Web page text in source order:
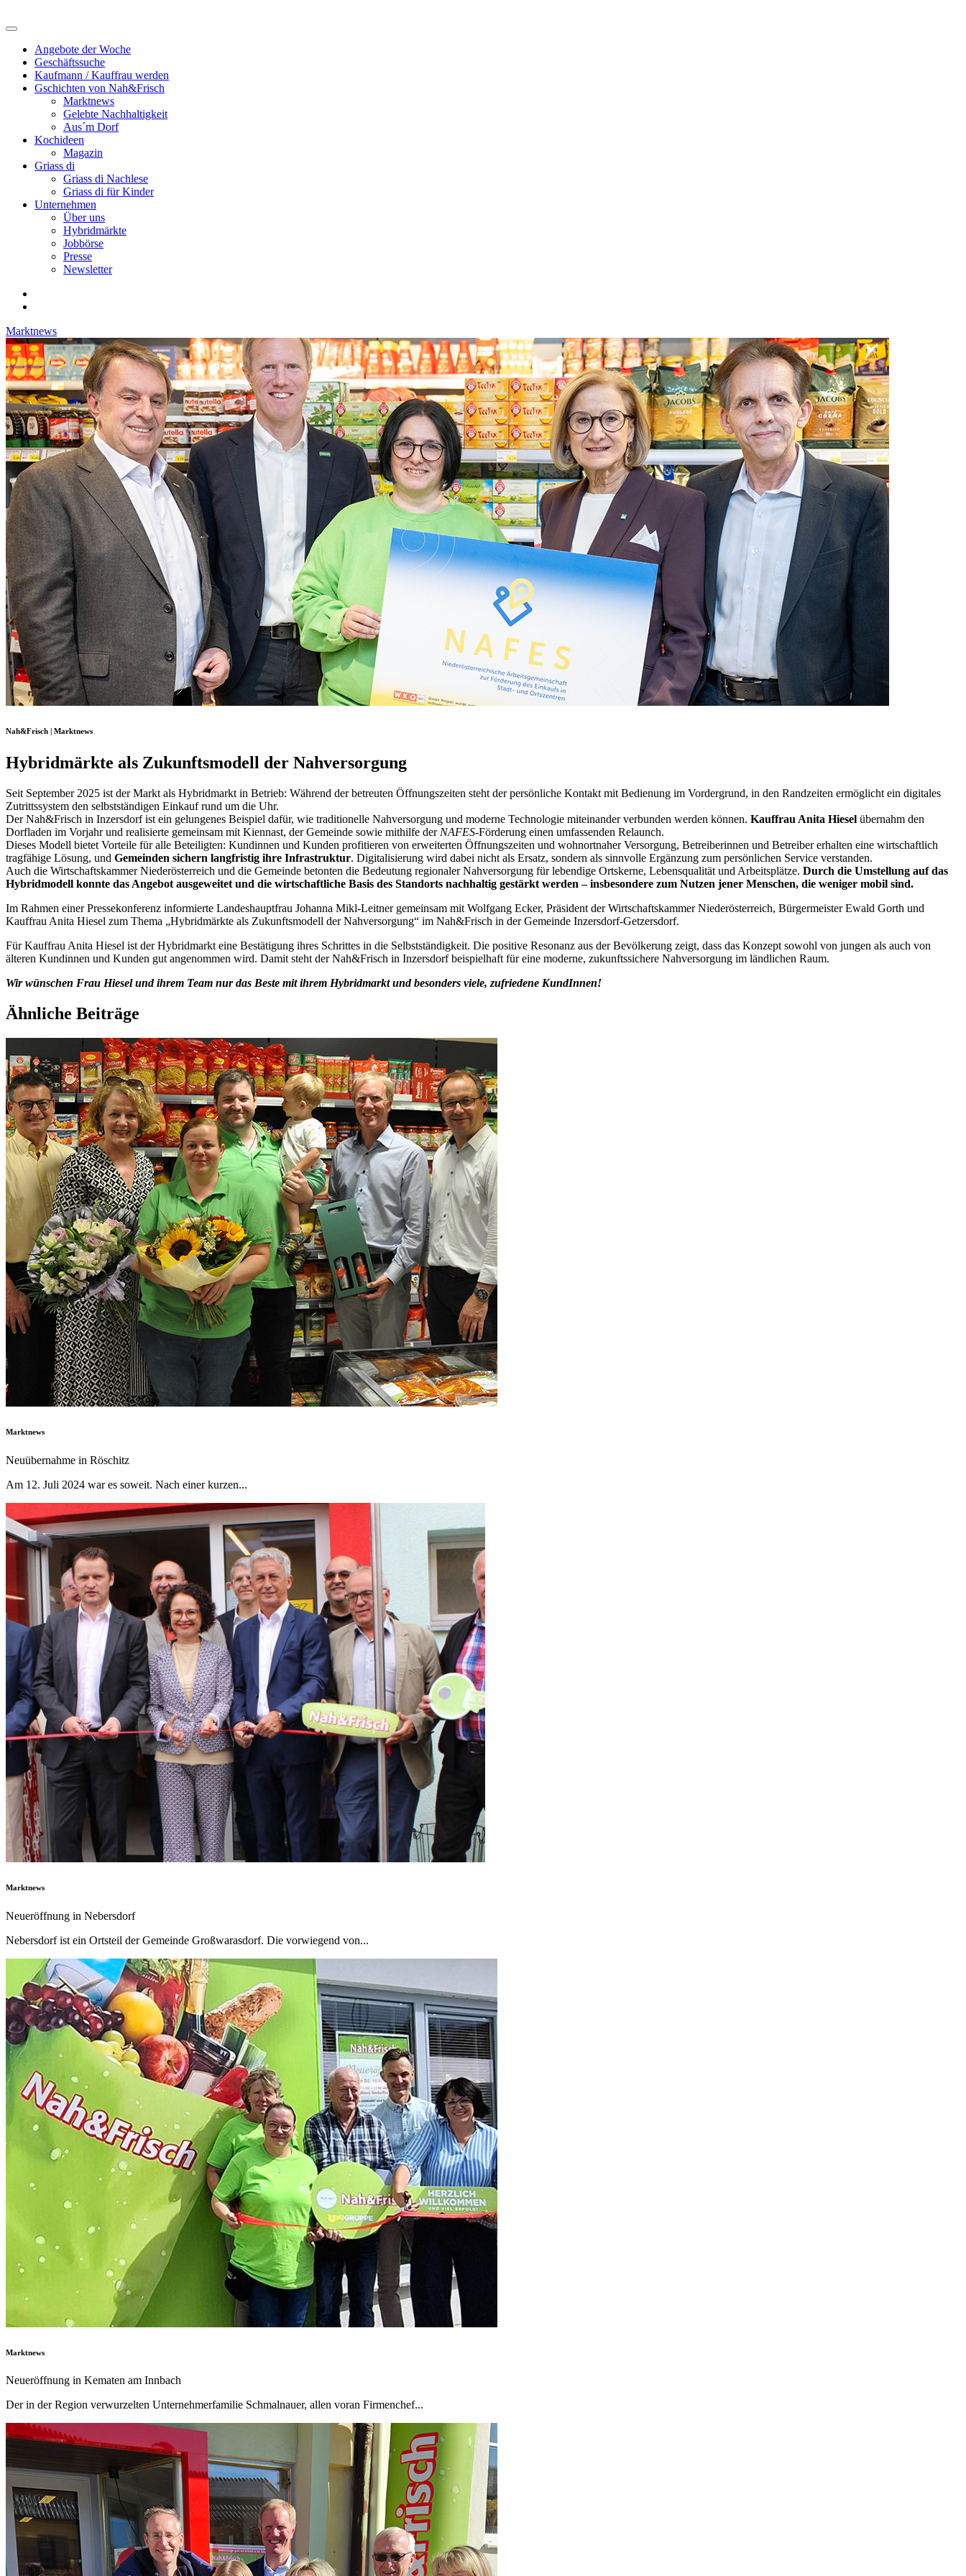
Angebote der Woche
Geschäftssuche
Kaufmann / Kauffrau werden
Gschichten von Nah&Frisch
Marktnews
Gelebte Nachhaltigkeit
Aus´m Dorf
Kochideen
Magazin
Griass di
Griass di Nachlese
Griass di für Kinder
Unternehmen
Über uns
Hybridmärkte
Jobbörse
Presse
Newsletter
Marktnews
Nah&Frisch | Marktnews
Hybridmärkte als Zukunftsmodell der Nahversorgung
Seit September 2025 ist der Markt als Hybridmarkt in Betrieb: Während der betreuten Öffnungszeiten steht der persönliche Kontakt mit Bedienung im Vordergrund, in den Randzeiten ermöglicht ein digitales
Zutrittssystem den selbstständigen Einkauf rund um die Uhr.
Der Nah&Frisch in Inzersdorf ist ein gelungenes Beispiel dafür, wie traditionelle Nahversorgung und moderne Technologie miteinander verbunden werden können. Kauffrau Anita Hiesel übernahm den
Dorfladen im Vorjahr und realisierte gemeinsam mit Kiennast, der Gemeinde sowie mithilfe derNAFES-Förderung einen umfassenden Relaunch.
Dieses Modell bietet Vorteile für alle Beteiligten: Kundinnen und Kunden profitieren von erweiterten Öffnungszeiten und wohnortnaher Versorgung, Betreiberinnen und Betreiber erhalten eine wirtschaftlich
tragfähige Lösung, und Gemeinden sichern langfristig ihre Infrastruktur. Digitalisierung wird dabei nicht als Ersatz, sondern als sinnvolle Ergänzung zum persönlichen Service verstanden.
Auch die Wirtschaftskammer Niederösterreich und die Gemeinde betonten die Bedeutung regionaler Nahversorgung für lebendige Ortskerne, Lebensqualität und Arbeitsplätze. Durch die Umstellung auf das
Hybridmodell konnte das Angebot ausgeweitet und die wirtschaftliche Basis des Standorts nachhaltig gestärkt werden – insbesondere zum Nutzen jener Menschen, die weniger mobil sind.
Im Rahmen einer Pressekonferenz informierte Landeshauptfrau Johanna Mikl-Leitner gemeinsam mit Wolfgang Ecker, Präsident der Wirtschaftskammer Niederösterreich, Bürgermeister Ewald Gorth und
Kauffrau Anita Hiesel zum Thema „Hybridmärkte als Zukunftsmodell der Nahversorgung“ im Nah&Frisch in der Gemeinde Inzersdorf-Getzersdorf.
Für Kauffrau Anita Hiesel ist der Hybridmarkt eine Bestätigung ihres Schrittes in die Selbstständigkeit. Die positive Resonanz aus der Bevölkerung zeigt, dass das Konzept sowohl von jungen als auch von
älteren Kundinnen und Kunden gut angenommen wird. Damit steht der Nah&Frisch in Inzersdorf beispielhaft für eine moderne, zukunftssichere Nahversorgung im ländlichen Raum.
Wir wünschen Frau Hiesel und ihrem Team nur das Beste mit ihrem Hybridmarkt und besonders viele, zufriedene KundInnen!
Ähnliche Beiträge
Marktnews
Neuübernahme in Röschitz
Am 12. Juli 2024 war es soweit. Nach einer kurzen...
Marktnews
Neueröffnung in Nebersdorf
Nebersdorf ist ein Ortsteil der Gemeinde Großwarasdorf. Die vorwiegend von...
Marktnews
Neueröffnung in Kematen am Innbach
Der in der Region verwurzelten Unternehmerfamilie Schmalnauer, allen voran Firmenchef...